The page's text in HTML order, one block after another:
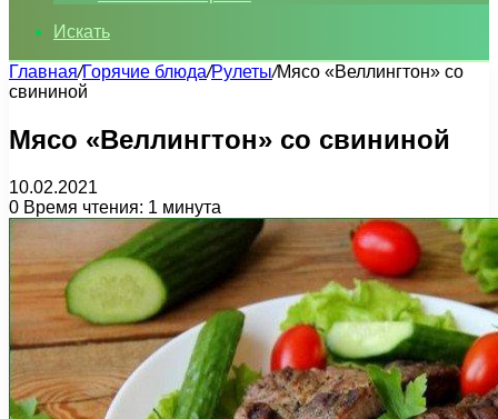
Искать
Главная/Горячие блюда/Рулеты/Мясо «Веллингтон» со
свининой
Мясо «Веллингтон» со свининой
10.02.2021
0 Время чтения: 1 минута